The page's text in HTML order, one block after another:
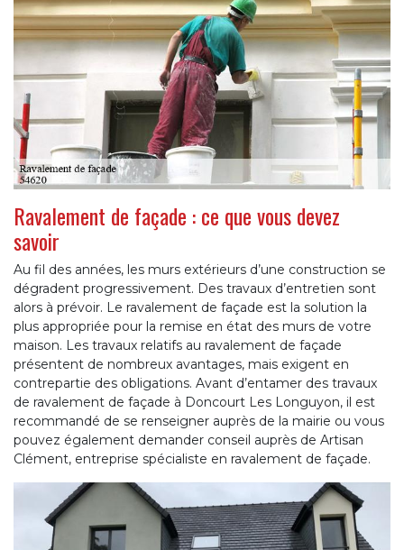
Ravalement de façade : ce que vous devez
savoir
Au fil des années, les murs extérieurs d’une construction se
dégradent progressivement. Des travaux d’entretien sont
alors à prévoir. Le ravalement de façade est la solution la
plus appropriée pour la remise en état des murs de votre
maison. Les travaux relatifs au ravalement de façade
présentent de nombreux avantages, mais exigent en
contrepartie des obligations. Avant d’entamer des travaux
de ravalement de façade à Doncourt Les Longuyon, il est
recommandé de se renseigner auprès de la mairie ou vous
pouvez également demander conseil auprès de Artisan
Clément, entreprise spécialiste en ravalement de façade.